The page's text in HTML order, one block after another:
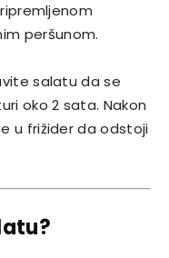
peršunom.
salatu da se
oko 2 sata. Nakon
u frižider da odstoji